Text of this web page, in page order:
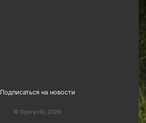
Подписаться на новости
© Opera HD, 2026